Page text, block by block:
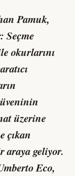
Pamuk,
Seçme
okurlarını
üzerine
çıkan
araya geliyor.
Eco,